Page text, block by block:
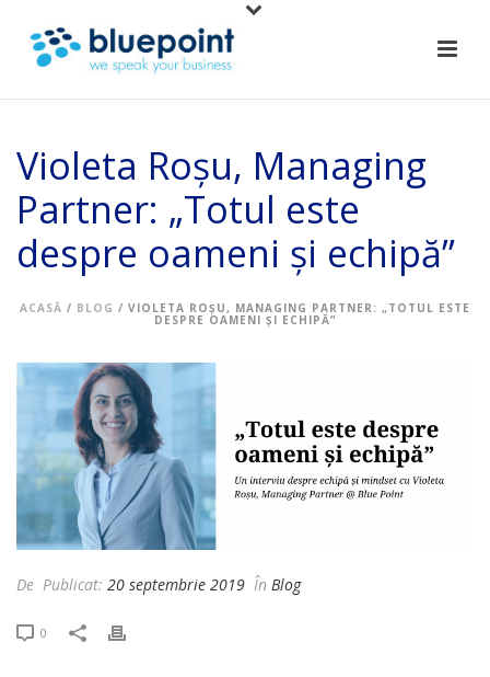
Violeta Roșu, Managing
Partner: „Totul este
despre oameni și echipă”
ACASĂ / BLOG / VIOLETA ROȘU, MANAGING PARTNER: „TOTUL ESTE
DESPRE OAMENI ȘI ECHIPĂ”
De Publicat: 20 septembrie 2019 În Blog
0